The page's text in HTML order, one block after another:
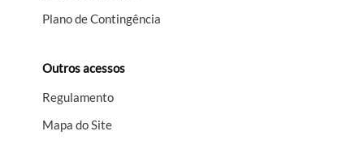
Plano de Contingência
Outros acessos
Regulamento
Mapa do Site